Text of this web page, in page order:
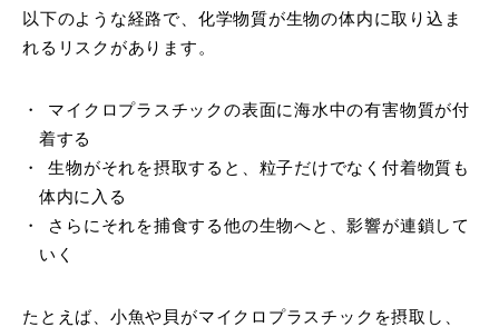
以下のような経路で、化学物質が生物の体内に取り込ま
れるリスクがあります。
マイクロプラスチックの表面に海水中の有害物質が付
着する
生物がそれを摂取すると、粒子だけでなく付着物質も
体内に入る
さらにそれを捕食する他の生物へと、影響が連鎖して
いく
たとえば、小魚や貝がマイクロプラスチックを摂取し、